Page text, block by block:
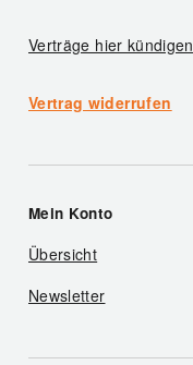
Verträge hier kündigen
Vertrag widerrufen
Mein Konto
Übersicht
Newsletter